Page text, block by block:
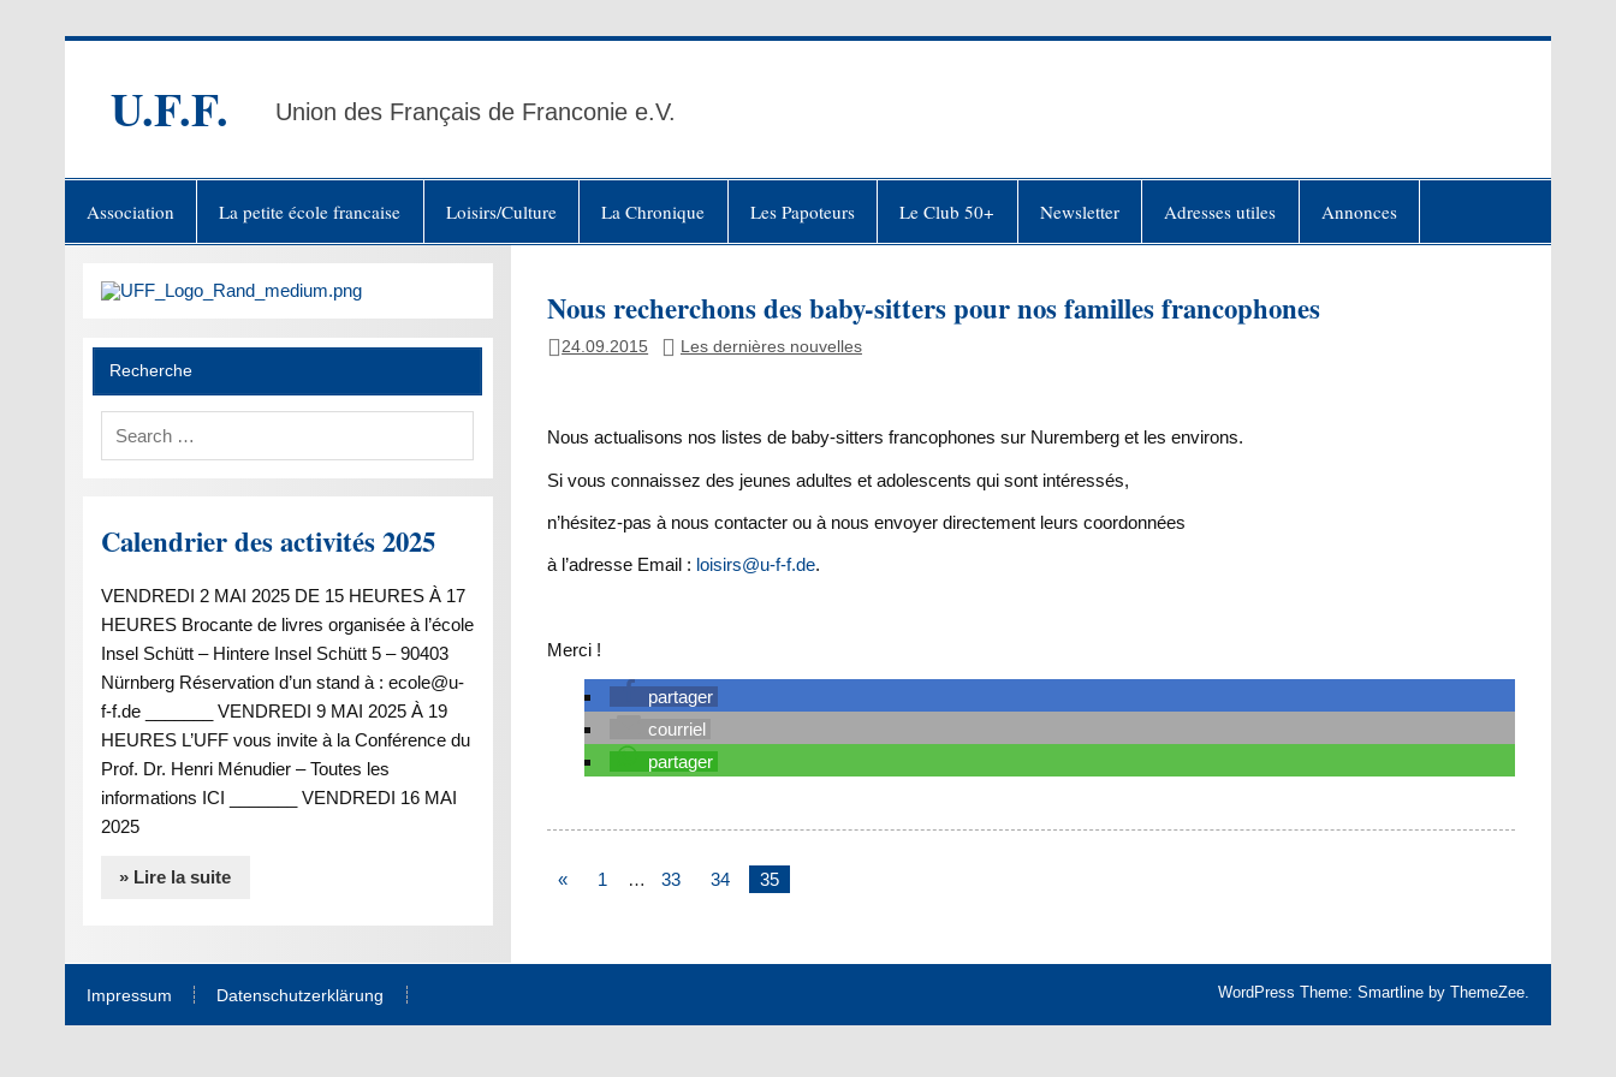
U.F.F. Union des Français de Franconie e.V.
Association La petite école francaise Loisirs/Culture La Chronique Les Papoteurs Le Club 50+ Newsletter Adresses utiles Annonces
Nous recherchons des baby-sitters pour nos familles francophones
24.09.2015 Les dernières nouvelles
Nous actualisons nos listes de baby-sitters francophones sur Nuremberg et les environs.
Si vous connaissez des jeunes adultes et adolescents qui sont intéressés,
n’hésitez-pas à nous contacter ou à nous envoyer directement leurs coordonnées
à l’adresse Email : loisirs@u-f-f.de.
Merci !
partager
courriel
partager
« 1 … 33 34 35
Recherche
Calendrier des activités 2025
VENDREDI 2 MAI 2025 DE 15 HEURES À 17
HEURES Brocante de livres organisée à l’école
Insel Schütt – Hintere Insel Schütt 5 – 90403
Nürnberg Réservation d’un stand à : ecole@u-
f-f.de _______ VENDREDI 9 MAI 2025 À 19
HEURES L’UFF vous invite à la Conférence du
Prof. Dr. Henri Ménudier – Toutes les
informations ICI _______ VENDREDI 16 MAI
2025
» Lire la suite
Impressum Datenschutzerklärung WordPress Theme: Smartline by ThemeZee.